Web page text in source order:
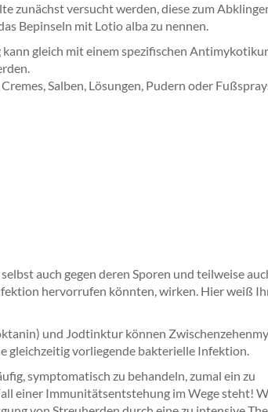
zunächst versucht werden, diese zum
Bepinseln mit Lotio alba zu nennen.
gleich mit einem spezifischen
Salben, Lösungen, Pudern oder
auch gegen deren Sporen und teilweise
hervorrufen könnten, wirken. Hier weiß
und Jodtinktur können
gleichzeitig vorliegende bakterielle Infektion.
symptomatisch zu behandeln, zumal ein zu
einer Immunitätsentstehung im Wege steht!